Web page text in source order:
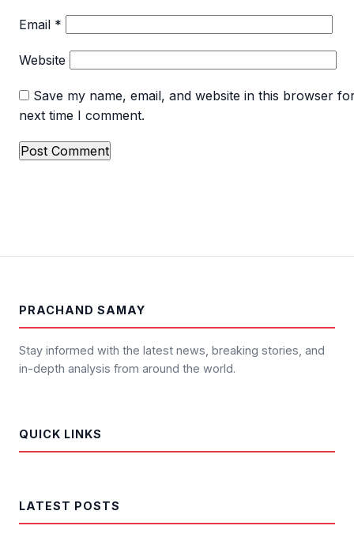
Email *
Website
Save my name, email, and website in this browser
next time I comment.
PRACHAND SAMAY
Stay informed with the latest news, breaking stories, and
in-depth analysis from around the world.
QUICK LINKS
LATEST POSTS